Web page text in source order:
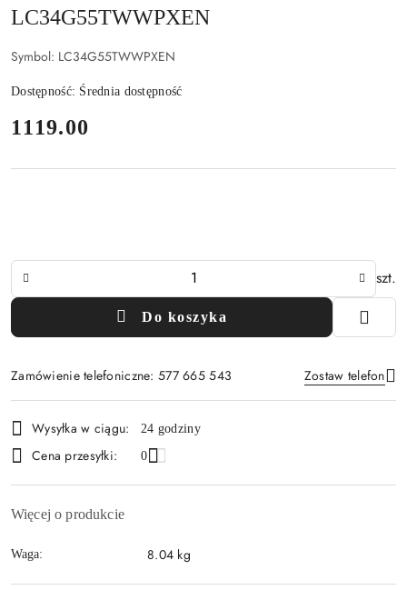
LC34G55TWWPXEN
Symbol: LC34G55TWWPXEN
Dostępność: Średnia dostępność
cena:
1119.00
szt.
Do koszyka
Zamówienie telefoniczne: 577 665 543 Zostaw telefon
i
dostawa
Wysyłka w ciągu: 24 godziny
Cena przesyłki: 0
Więcej o produkcie
Waga: 8.04 kg